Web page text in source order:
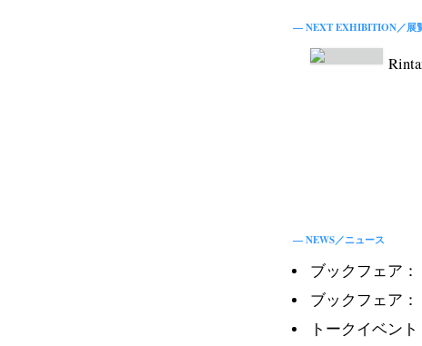
— NEXT EXHIBITION／展
— NEWS／ニュース
ブックフェア
ブックフェア
トークイベン